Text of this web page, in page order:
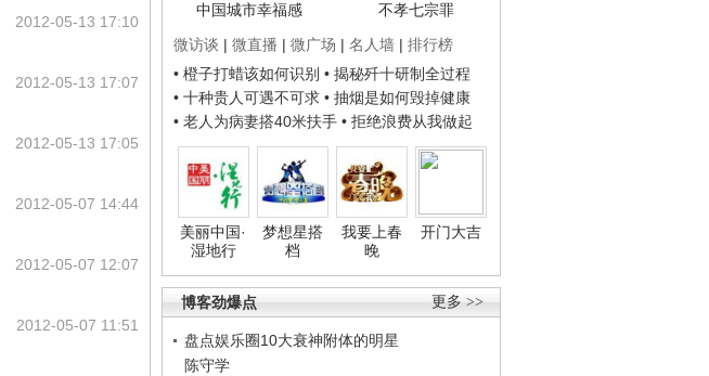
中国城市幸福感
不孝七宗罪
微访谈 | 微直播 | 微广场 | 名人墙 | 排行榜
• 橙子打蜡该如何识别 • 揭秘歼十研制全过程
• 十种贵人可遇不可求 • 抽烟是如何毁掉健康
• 老人为病妻搭40米扶手 • 拒绝浪费从我做起
美丽中国·
湿地行
梦想星搭
档
我要上春
晚
开门大吉
更多 >>
博客劲爆点
盘点娱乐圈10大衰神附体的明星
陈守学
2012-05-13 17:10
2012-05-13 17:07
2012-05-13 17:05
2012-05-07 14:44
2012-05-07 12:07
2012-05-07 11:51